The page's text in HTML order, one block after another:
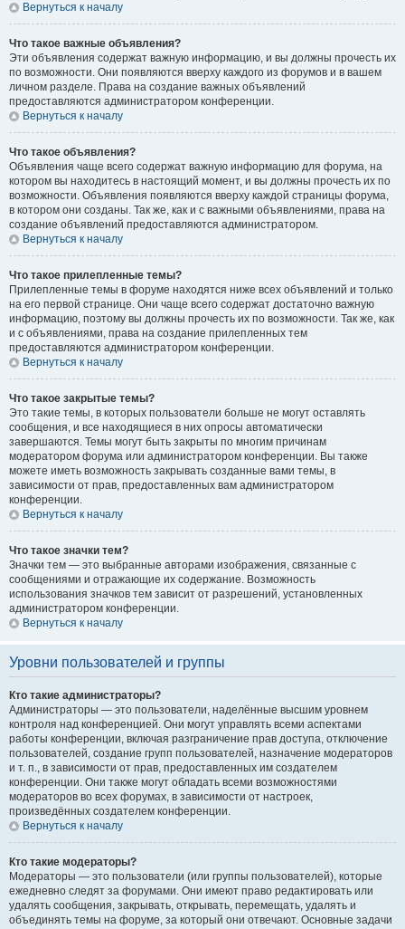
Вернуться к началу
Что такое важные объявления?
Эти объявления содержат важную информацию, и вы должны прочесть их
по возможности. Они появляются вверху каждого из форумов и в вашем
личном разделе. Права на создание важных объявлений
предоставляются администратором конференции.
Вернуться к началу
Что такое объявления?
Объявления чаще всего содержат важную информацию для форума, на
котором вы находитесь в настоящий момент, и вы должны прочесть их по
возможности. Объявления появляются вверху каждой страницы форума,
в котором они созданы. Так же, как и с важными объявлениями, права на
создание объявлений предоставляются администратором.
Вернуться к началу
Что такое прилепленные темы?
Прилепленные темы в форуме находятся ниже всех объявлений и только
на его первой странице. Они чаще всего содержат достаточно важную
информацию, поэтому вы должны прочесть их по возможности. Так же, как
и с объявлениями, права на создание прилепленных тем
предоставляются администратором конференции.
Вернуться к началу
Что такое закрытые темы?
Это такие темы, в которых пользователи больше не могут оставлять
сообщения, и все находящиеся в них опросы автоматически
завершаются. Темы могут быть закрыты по многим причинам
модератором форума или администратором конференции. Вы также
можете иметь возможность закрывать созданные вами темы, в
зависимости от прав, предоставленных вам администратором
конференции.
Вернуться к началу
Что такое значки тем?
Значки тем — это выбранные авторами изображения, связанные с
сообщениями и отражающие их содержание. Возможность
использования значков тем зависит от разрешений, установленных
администратором конференции.
Вернуться к началу
Уровни пользователей и группы
Кто такие администраторы?
Администраторы — это пользователи, наделённые высшим уровнем
контроля над конференцией. Они могут управлять всеми аспектами
работы конференции, включая разграничение прав доступа, отключение
пользователей, создание групп пользователей, назначение модераторов
и т. п., в зависимости от прав, предоставленных им создателем
конференции. Они также могут обладать всеми возможностями
модераторов во всех форумах, в зависимости от настроек,
произведённых создателем конференции.
Вернуться к началу
Кто такие модераторы?
Модераторы — это пользователи (или группы пользователей), которые
ежедневно следят за форумами. Они имеют право редактировать или
удалять сообщения, закрывать, открывать, перемещать, удалять и
объединять темы на форуме, за который они отвечают. Основные задачи